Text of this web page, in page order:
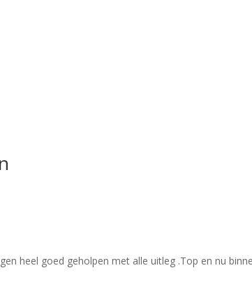
heel goed geholpen met alle uitleg .Top en nu